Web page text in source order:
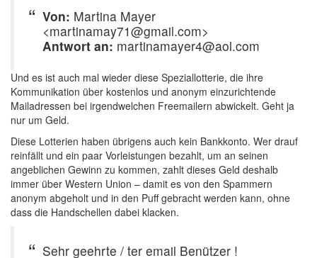
Von: Martina Mayer
<martinamay71@gmail.com>
Antwort an: martinamayer4@aol.com
Und es ist auch mal wieder diese Speziallotterie, die ihre
Kommunikation über kostenlos und anonym einzurichtende
Mailadressen bei irgendwelchen Freemailern abwickelt. Geht ja
nur um Geld.
Diese Lotterien haben übrigens auch kein Bankkonto. Wer drauf
reinfällt und ein paar Vorleistungen bezahlt, um an seinen
angeblichen Gewinn zu kommen, zahlt dieses Geld deshalb
immer über Western Union – damit es von den Spammern
anonym abgeholt und in den Puff gebracht werden kann, ohne
dass die Handschellen dabei klacken.
Sehr geehrte / ter email Benützer !